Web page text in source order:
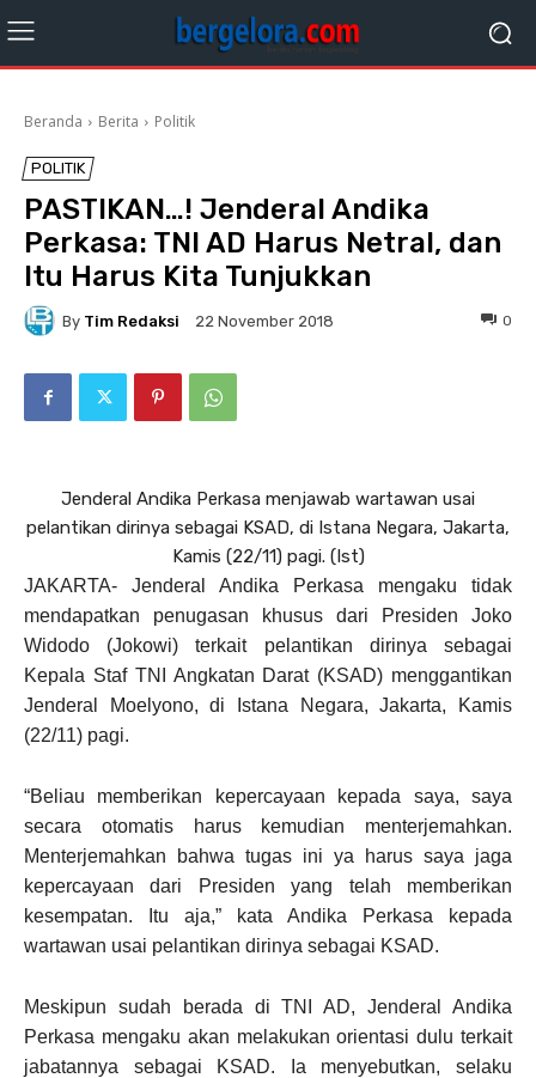
Beranda Berita Politik
POLITIK
PASTIKAN…! Jenderal Andika
Perkasa: TNI AD Harus Netral, dan
Itu Harus Kita Tunjukkan
By Tim Redaksi 22 November 2018 0
Jenderal Andika Perkasa menjawab wartawan usai
pelantikan dirinya sebagai KSAD, di Istana Negara, Jakarta,
Kamis (22/11) pagi. (Ist)
JAKARTA- Jenderal Andika Perkasa mengaku tidak
mendapatkan penugasan khusus dari Presiden Joko
Widodo (Jokowi) terkait pelantikan dirinya sebagai
Kepala Staf TNI Angkatan Darat (KSAD) menggantikan
Jenderal Moelyono, di Istana Negara, Jakarta, Kamis
(22/11) pagi.
“Beliau memberikan kepercayaan kepada saya, saya
secara otomatis harus kemudian menterjemahkan.
Menterjemahkan bahwa tugas ini ya harus saya jaga
kepercayaan dari Presiden yang telah memberikan
kesempatan. Itu aja,” kata Andika Perkasa kepada
wartawan usai pelantikan dirinya sebagai KSAD.
Meskipun sudah berada di TNI AD, Jenderal Andika
Perkasa mengaku akan melakukan orientasi dulu terkait
jabatannya sebagai KSAD. Ia menyebutkan, selaku